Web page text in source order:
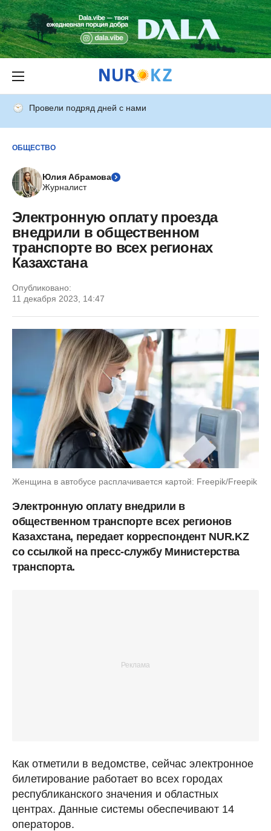
Провели подряд дней с нами
ОБЩЕСТВО
Юлия Абрамова
Журналист
Электронную оплату проезда
внедрили в общественном
транспорте во всех регионах
Казахстана
Опубликовано:
11 декабря 2023, 14:47
Женщина в автобусе расплачивается картой: Freepik/Freepik
Электронную оплату внедрили в
общественном транспорте всех регионов
Казахстана, передает корреспондент NUR.KZ
со ссылкой на пресс-службу Министерства
транспорта.
Как отметили в ведомстве, сейчас электронное
билетирование работает во всех городах
республиканского значения и областных
центрах. Данные системы обеспечивают 14
операторов.